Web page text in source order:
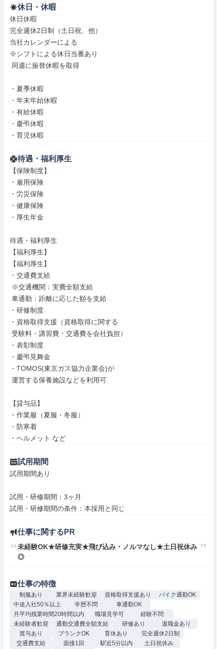
休日・休暇
休日休暇
完全週休2日制（土日祝、他）
当社カレンダーによる
※シフトによる休日当番あり
・夏季休暇
・年末年始休暇
・有給休暇
・慶弔休暇
・育児休暇
待遇・福利厚生
【保険制度】
・雇用保険
・労災保険
・健康保険
・厚生年金
待遇・福利厚生
【福利厚生】
【福利厚生】
・交通費支給
・研修制度
・資格取得支援（資格取得に関する
・表彰制度
・慶弔見舞金
・TOMOS(東京ガス協力企業会)が
【貸与品】
・作業服（夏服・冬服）
・防寒着
・ヘルメット など
試用期間
試用期間あり
試用・研修期間：3ヶ月
仕事に関するPR
未経験OK★研修充実★飛び込み・ノルマなし★土日祝休み
◎
仕事の特徴
制服あり 業界未経験歓迎 資格取得支援あり
バイク通勤OK
中途入社50％以上
学歴不問
車通勤OK
月平均残業時間20時間以内
職場見学可
経験不問
未経験者歓迎
通勤交通費全額支給 研修あり
退職金あり
賞与あり
ブランクOK 育休あり
完全週休2日制
交通費支給
面接1回 駅近5分以内
土日祝休み